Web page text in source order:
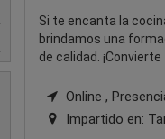
Si te encanta la
brindamos una
de calidad.
Online ,
Impartido en: